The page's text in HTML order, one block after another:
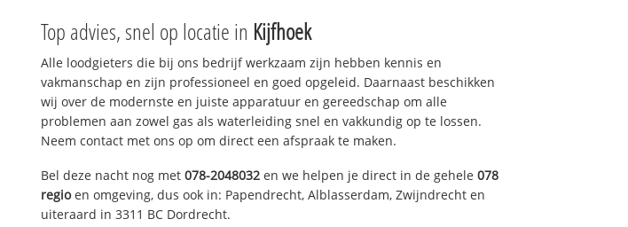
Top advies, snel op locatie in Kijfhoek
Alle loodgieters die bij ons bedrijf werkzaam zijn hebben kennis en
vakmanschap en zijn professioneel en goed opgeleid. Daarnaast beschikken
wij over de modernste en juiste apparatuur en gereedschap om alle
problemen aan zowel gas als waterleiding snel en vakkundig op te lossen.
Neem contact met ons op om direct een afspraak te maken.
Bel deze nacht nog met 078-2048032 en we helpen je direct in de gehele 078
regioen omgeving, dus ook in: Papendrecht, Alblasserdam, Zwijndrecht en
uiteraard in 3311 BC Dordrecht.